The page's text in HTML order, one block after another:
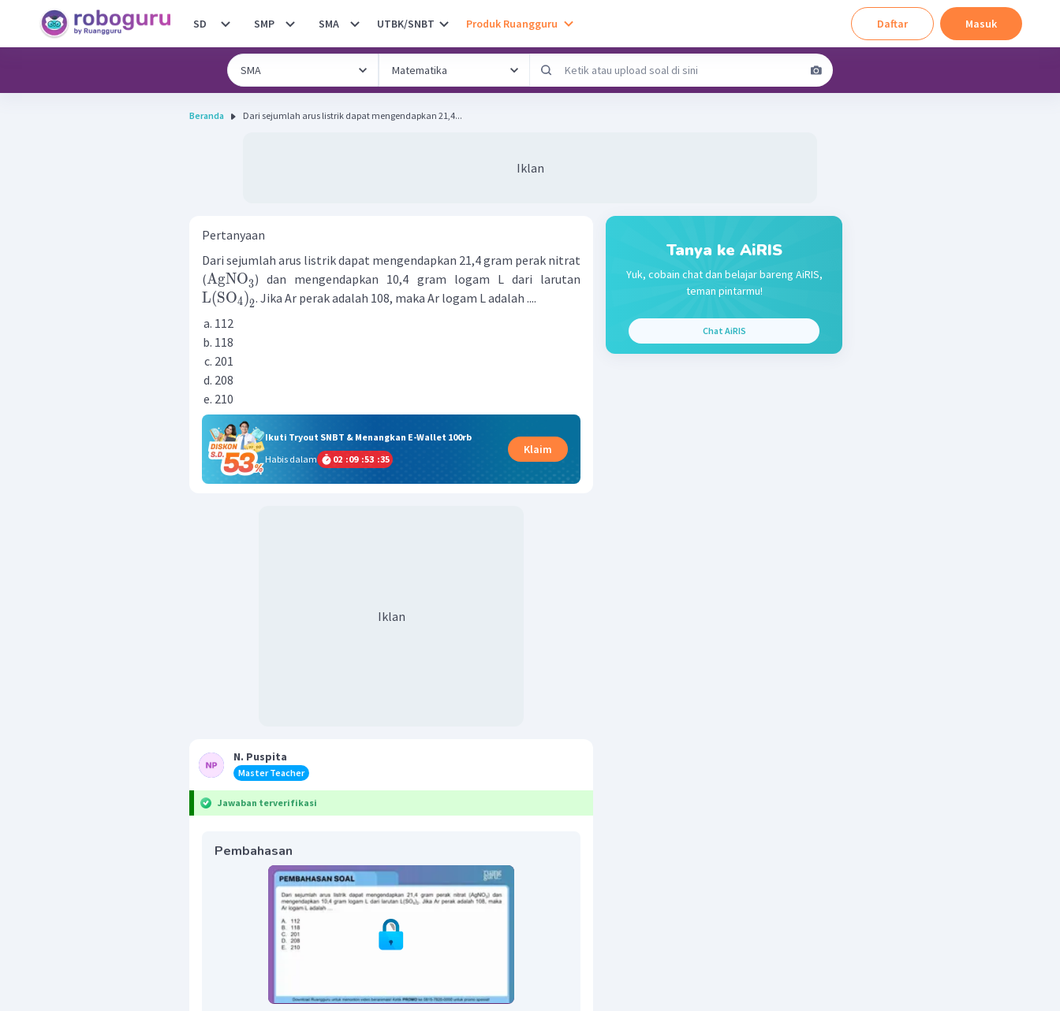
SD SMP SMA UTBK/SNBT Produk Ruangguru Daftar Masuk
Beranda Dari sejumlah arus listrik dapat mengendapkan 21,4...
Iklan
Pertanyaan
Dari sejumlah arus listrik dapat mengendapkan 21,4 gram perak nitrat
(AgNO3) dan mengendapkan 10,4 gram logam L dari larutan
L(SO4)2. Jika Ar perak adalah 108, maka Ar logam L adalah ....
112
118
201
208
210
Ikuti Tryout SNBT & Menangkan E-Wallet 100rb
Habis dalam
02 :09 :53 :34
Klaim
Iklan
N. Puspita
Master Teacher
Jawaban terverifikasi
Pembahasan
Tanya ke AiRIS
Yuk, cobain chat dan belajar bareng AiRIS,
teman pintarmu!
Chat AiRIS